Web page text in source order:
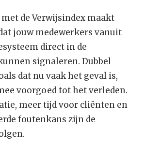
de Verwijsindex maakt
jouw medewerkers vanuit
direct in de
signaleren. Dubbel
dat nu vaak het geval is,
voorgoed tot het verleden.
meer tijd voor cliënten en
foutenkans zijn de